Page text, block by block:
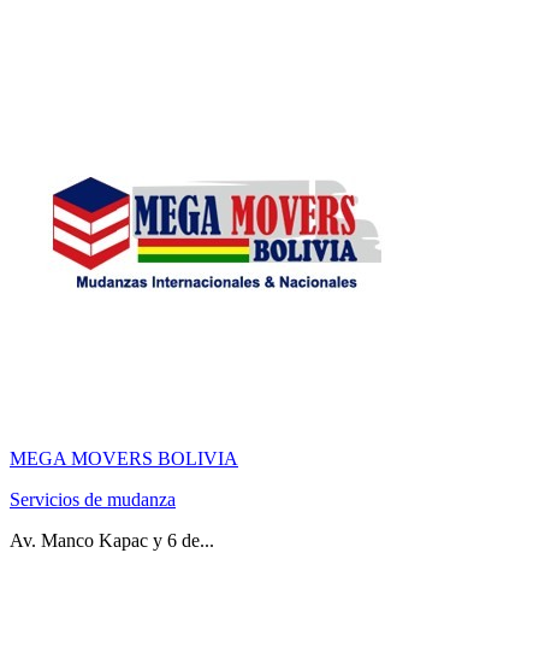
MEGA MOVERS BOLIVIA
Servicios de mudanza
Av. Manco Kapac y 6 de...